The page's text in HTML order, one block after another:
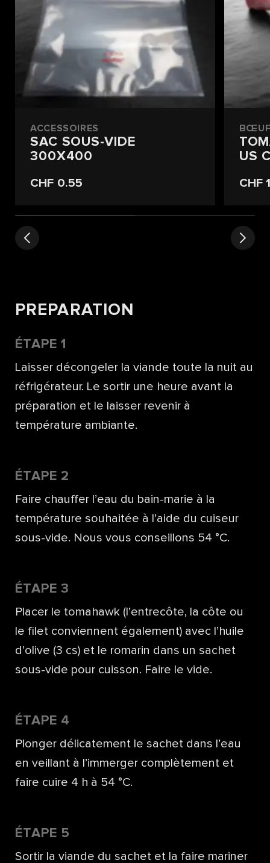
ACCESSOIRES
SAC SOUS-VIDE
300X400
CHF 0.55
BŒUF
US
CHF
PREPARATION
ÉTAPE 1
Laisser décongeler la viande toute la nuit au
réfrigérateur. Le sortir une heure avant la
préparation et le laisser revenir à
température ambiante.
ÉTAPE 2
Faire chauffer l’eau du bain-marie à la
température souhaitée à l’aide du cuiseur
sous-vide. Nous vous conseillons 54 °C.
ÉTAPE 3
Placer le tomahawk (l’entrecôte, la côte ou
le filet conviennent également) avec l’huile
d’olive (3 cs) et le romarin dans un sachet
sous-vide pour cuisson. Faire le vide.
ÉTAPE 4
Plonger délicatement le sachet dans l’eau
en veillant à l’immerger complètement et
faire cuire 4 h à 54 °C.
ÉTAPE 5
Sortir la viande du sachet et la faire mariner